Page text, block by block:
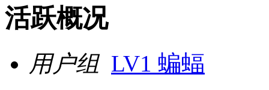
活跃概况
用户组 LV1 蝙蝠